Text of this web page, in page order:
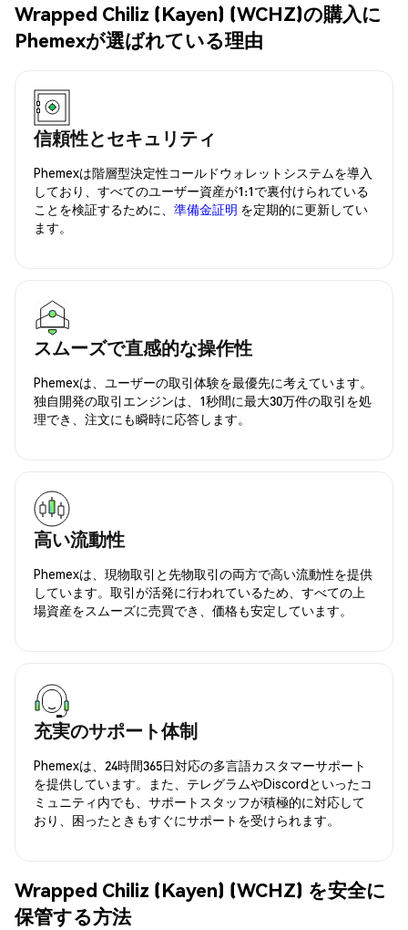
Wrapped Chiliz (Kayen) (WCHZ)の購入に
Phemexが選ばれている理由
信頼性とセキュリティ
Phemexは階層型決定性コールドウォレットシステムを導入
しており、すべてのユーザー資産が1:1で裏付けられている
ことを検証するために、 準備金証明 を定期的に更新してい
ます。
スムーズで直感的な操作性
Phemexは、ユーザーの取引体験を最優先に考えています。
独自開発の取引エンジンは、1秒間に最大30万件の取引を処
理でき、注文にも瞬時に応答します。
高い流動性
Phemexは、現物取引と先物取引の両方で高い流動性を提供
しています。取引が活発に行われているため、すべての上
場資産をスムーズに売買でき、価格も安定しています。
充実のサポート体制
Phemexは、24時間365日対応の多言語カスタマーサポート
を提供しています。また、テレグラムやDiscordといったコ
ミュニティ内でも、サポートスタッフが積極的に対応して
おり、困ったときもすぐにサポートを受けられます。
Wrapped Chiliz (Kayen) (WCHZ) を安全に
保管する方法